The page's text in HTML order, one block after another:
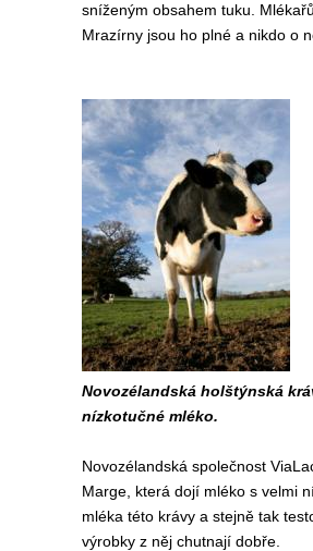
sníženým obsahem tuku.
Mrazírny jsou ho plné a nikdo o
Novozélandská holštýnská
nízkotučné mléko.
Novozélandská společnost
Marge, která dojí mléko s velmi
mléka této krávy a stejně tak
výrobky z něj chutnají dobře.